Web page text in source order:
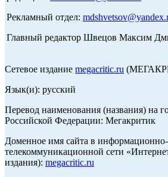
Рекламный отдел:
Главный редактор Швецов Максим
Сетевое издание megacritic.ru
Язык(и): русский
Перевод наименования (названия) на
Российской Федерации: Мегакритик
Доменное имя сайта в информационно-
телекоммуникационной сети
издания): megacritic.ru